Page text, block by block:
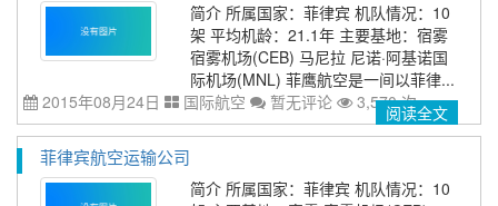
简介 所属国家：菲律宾 机队情况：10
架 平均机龄：21.1年 主要基地：宿雾
宿雾机场(CEB) 马尼拉 尼诺·阿基诺国
际机场(MNL) 菲鹰航空是一间以菲律...
2015年08月24日
国际航空 暂无评论 3,570 次阅读全文
菲律宾航空运输公司
简介 所属国家：菲律宾 机队情况：10